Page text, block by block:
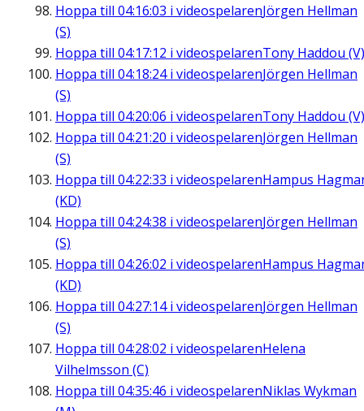
Hoppa till 04:16:03 i videospelarenJörgen Hellman
(S)
Hoppa till 04:17:12 i videospelarenTony Haddou (V)
Hoppa till 04:18:24i videospelarenJörgen Hellman
(S)
Hoppa till 04:20:06 i videospelarenTony Haddou (V)
Hoppa till 04:21:20 i videospelarenJörgen Hellman
(S)
Hoppa till 04:22:33 i videospelarenHampus
(KD)
Hoppa till 04:24:38 i videospelarenJörgen Hellman
(S)
Hoppa till 04:26:02 i videospelarenHampus
(KD)
Hoppa till 04:27:14i videospelarenJörgen Hellman
(S)
Hoppa till 04:28:02 i videospelarenHelena
Vilhelmsson (C)
Hoppa till 04:35:46 i videospelarenNiklas Wykman